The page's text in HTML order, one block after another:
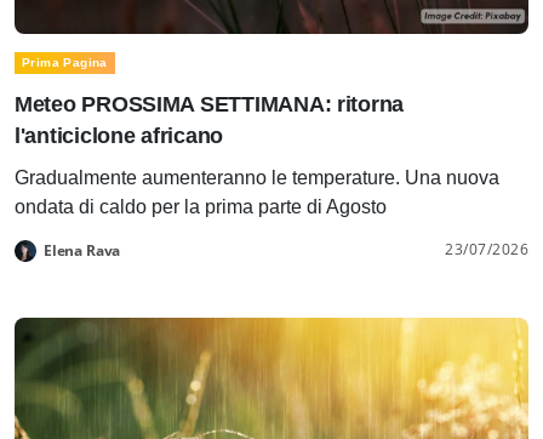
Prima Pagina
Meteo PROSSIMA SETTIMANA: ritorna
l'anticiclone africano
Gradualmente aumenteranno le temperature. Una nuova
ondata di caldo per la prima parte di Agosto
Elena Rava 23/07/2026